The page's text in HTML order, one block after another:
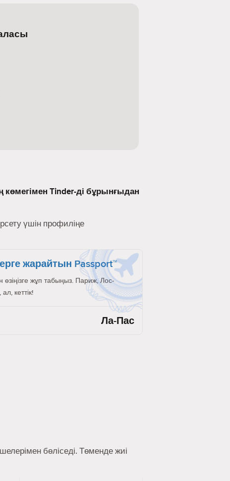
Tinder-ді бұрынғыдан
үшін профиліңе
жарайтын Passport™
өзіңізге жұп табыңыз. Париж, Лос-
кеттік!
Ла-Пас
бөліседі. Төменде жиі